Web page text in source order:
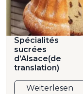
Spécialités
sucrées
d’Alsace(de
translation)
Weiterlesen